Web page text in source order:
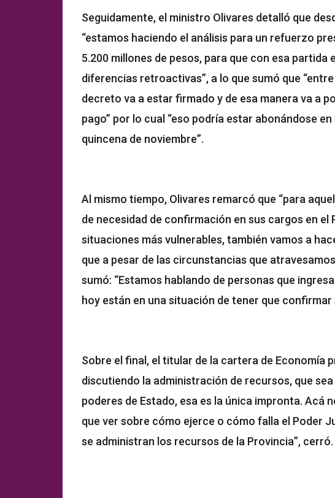
Seguidamente, el ministro Olivares detalló que
“estamos haciendo el análisis para un refuerzo
5.200 millones de pesos, para que con esa partida
diferencias retroactivas”, a lo que sumó que
decreto va a estar firmado y de esa manera va a
pago” por lo cual “eso podría estar abonándose
quincena de noviembre”.
Al mismo tiempo, Olivares remarcó que “para
de necesidad de confirmación en sus cargos en el
situaciones más vulnerables, también vamos a
que a pesar de las circunstancias que
sumó: “Estamos hablando de personas que
hoy están en una situación de tener que
Sobre el final, el titular de la cartera de Economía
discutiendo la administración de recursos, que
poderes de Estado, esa es la única impronta. Acá
que ver sobre cómo ejerce o cómo falla el Poder
se administran los recursos de la Provincia”, cerró.